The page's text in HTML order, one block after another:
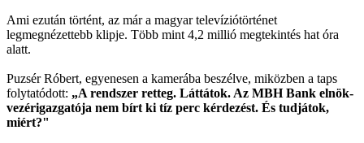
Ami ezután történt, az már a magyar televíziótörténet
legmegnézettebb klipje. Több mint 4,2 millió megtekintés hat óra
alatt.
Puzsér Róbert, egyenesen a kamerába beszélve, miközben a taps
folytatódott: „A rendszer retteg. Láttátok. Az MBH Bank elnök-
vezérigazgatója nem bírt ki tíz perc kérdezést. És tudjátok,
miért?"